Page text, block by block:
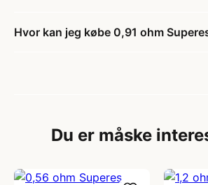
Hvor kan jeg købe 0,91 ohm
Du er måske